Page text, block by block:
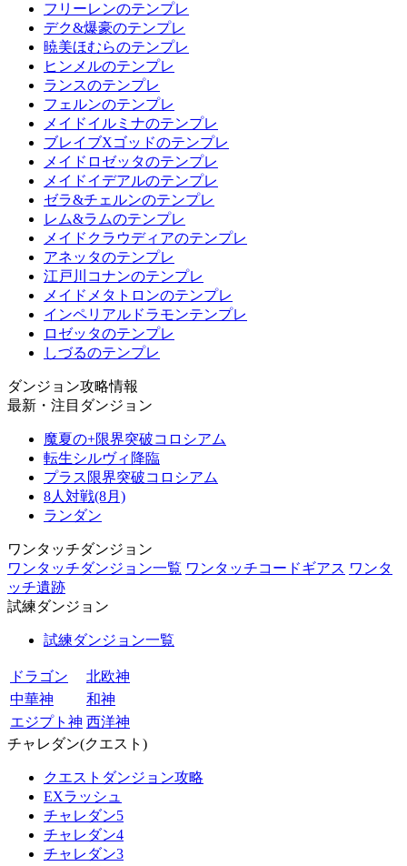
フリーレンのテンプレ
デク&爆豪のテンプレ
暁美ほむらのテンプレ
ヒンメルのテンプレ
ランスのテンプレ
フェルンのテンプレ
メイドイルミナのテンプレ
ブレイブXゴッドのテンプレ
メイドロゼッタのテンプレ
メイドイデアルのテンプレ
ゼラ&チェルンのテンプレ
レム&ラムのテンプレ
メイドクラウディアのテンプレ
アネッタのテンプレ
江戸川コナンのテンプレ
メイドメタトロンのテンプレ
インペリアルドラモンテンプレ
ロゼッタのテンプレ
しづるのテンプレ
ダンジョン攻略情報
最新・注目ダンジョン
魔夏の+限界突破コロシアム
転生シルヴィ降臨
プラス限界突破コロシアム
8人対戦(8月)
ランダン
ワンタッチダンジョン
ワンタッチダンジョン一覧 ワンタッチコードギアス ワンタ
ッチ遺跡
試練ダンジョン
試練ダンジョン一覧
ドラゴン
北欧神
中華神
和神
エジプト神 西洋神
チャレダン(クエスト)
クエストダンジョン攻略
EXラッシュ
チャレダン5
チャレダン4
チャレダン3